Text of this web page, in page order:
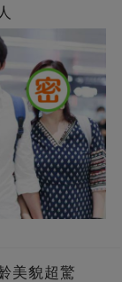
美貌超驚